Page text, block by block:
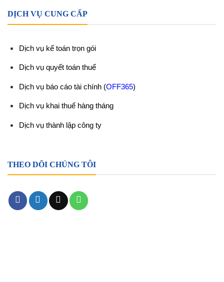
DỊCH VỤ CUNG CẤP
Dịch vụ kế toán trọn gói
Dịch vụ quyết toán thuế
Dịch vụ báo cáo tài chính (OFF365)
Dịch vụ khai thuế hàng tháng
Dịch vụ thành lập công ty
THEO DÕI CHÚNG TÔI